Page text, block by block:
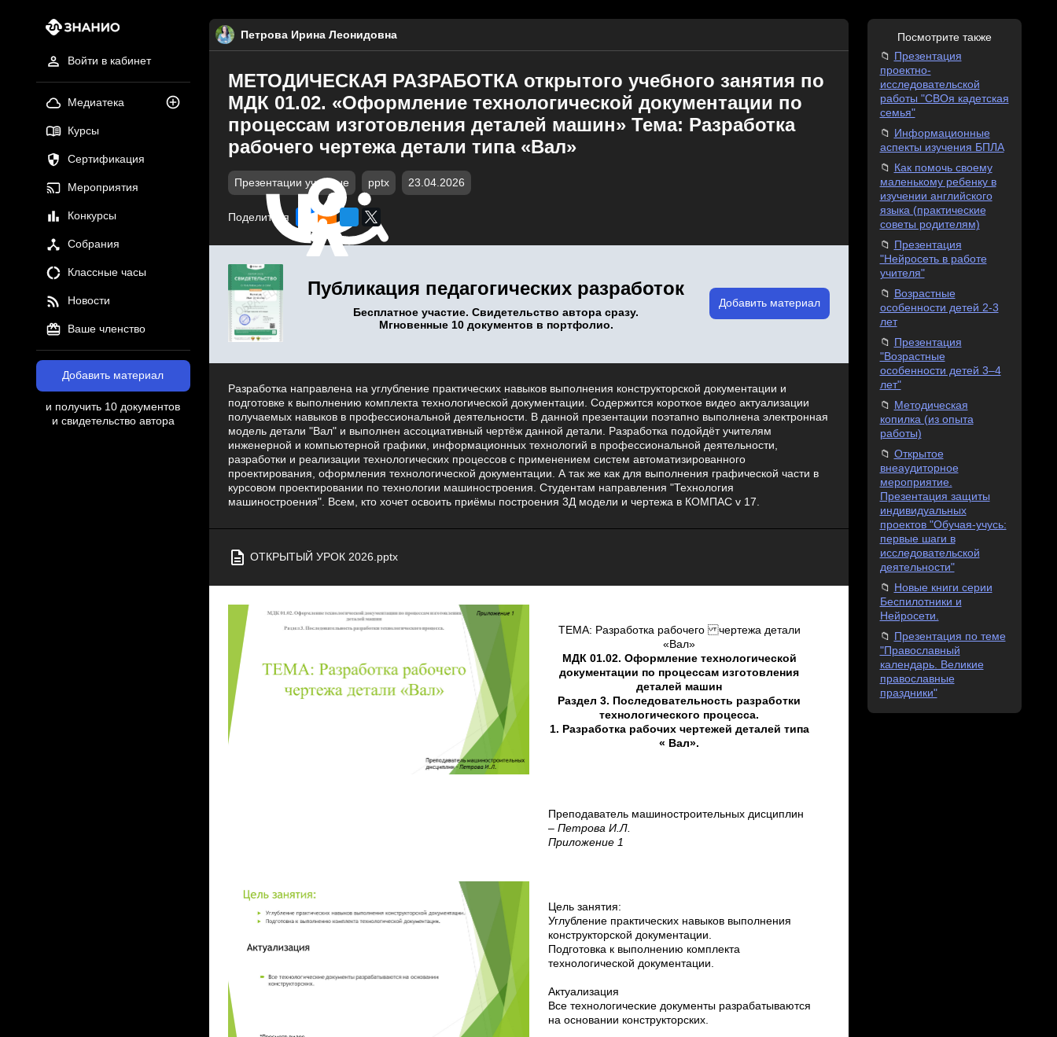
Войти в кабинет
Медиатека
Курсы
Сертификация
Мероприятия
Конкурсы
Собрания
Классные часы
Новости
Ваше членство
Добавить материал
и получить 10 документов
и свидетельство автора
Петрова Ирина Леонидовна
МЕТОДИЧЕСКАЯ РАЗРАБОТКА открытого учебного занятия по
МДК 01.02. «Оформление технологической документации по
процессам изготовления деталей машин» Тема: Разработка
рабочего чертежа детали типа «Вал»
Презентации учебные pptx 23.04.2026
Поделиться
Публикация педагогических разработок
Бесплатное участие. Свидетельство автора сразу.
Мгновенные 10 документов в портфолио.
Добавить материал
Разработка направлена на углубление практических навыков выполнения конструкторской документации и
подготовке к выполнению комплекта технологической документации. Содержится короткое видео актуализации
получаемых навыков в профессиональной деятельности. В данной презентации поэтапно выполнена электронная
модель детали "Вал" и выполнен ассоциативный чертёж данной детали. Разработка подойдёт учителям
инженерной и компьютерной графики, информационных технологий в профессиональной деятельности,
разработки и реализации технологических процессов с применением систем автоматизированного
проектирования, оформления технологической документации. А так же как для выполнения графической части в
курсовом проектировании по технологии машиностроения. Студентам направления "Технология
машиностроения". Всем, кто хочет освоить приёмы построения 3Д модели и чертежа в КОМПАС v 17.
ОТКРЫТЫЙ УРОК 2026.pptx
ТЕМА: Разработка рабочего чертежа детали
«Вал»
МДК 01.02. Оформление технологической
документации по процессам изготовления
деталей машин
Раздел 3. Последовательность разработки
технологического процесса.
1. Разработка рабочих чертежей деталей типа
« Вал».
Преподаватель машиностроительных дисциплин
– Петрова И.Л.
Приложение 1
Цель занятия:
Углубление практических навыков выполнения
конструкторской документации.
Подготовка к выполнению комплекта
технологической документации.
Актуализация
Все технологические документы разрабатываются
на основании конструкторских.
Посмотрите также
Презентация
проектно-
исследовательской
работы "СВОя кадетская
семья"
Информационные
аспекты изучения БПЛА
Как помочь своему
маленькому ребенку в
изучении английского
языка (практические
советы родителям)
Презентация
"Нейросеть в работе
учителя"
Возрастные
особенности детей 2-3
лет
Презентация
"Возрастные
особенности детей 3–4
лет"
Методическая
копилка (из опыта
работы)
Открытое
внеаудиторное
мероприятие.
Презентация защиты
индивидуальных
проектов "Обучая-учусь:
первые шаги в
исследовательской
деятельности"
Новые книги серии
Беспилотники и
Нейросети.
Презентация по теме
"Православный
календарь. Великие
православные
праздники"